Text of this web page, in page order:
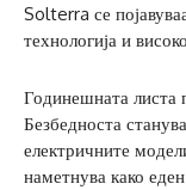
Solterra се
технологија и
Годинешната листа
Безбедноста
електричните
наметнува како